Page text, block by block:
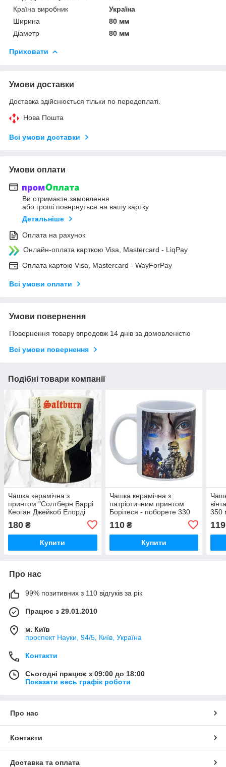
Країна виробник
Україна
Ширина
80 мм
Діаметр
80 мм
Приховати
Умови доставки
Доставка здійснюється тільки по передоплаті.
Нова Пошта
Всі умови доставки
Умови оплати
Ви отримаєте замовлення
або гроші повернуться на вашу картку
Детальніше
Оплата на рахунок
Онлайн-оплата карткою Visa, Mastercard - LiqPay
Оплата картою Visa, Mastercard - WayForPay
Всі умови оплати
Умови повернення
Повернення товару впродовж 14 днів за домовленістю
Всі умови повернення
Подібні товари компанії
Чашка керамічна з
принтом "Солтберн Баррі
Кеоган Джейкоб Елорді
180 ₴
Купити
Чашка керамічна з
патріотичним принтом
Борітеся - поборете 330
110₴
Купити
350
119
Про нас
99% позитивних з 110 відгуків за рік
Працює з 29.01.2010
м. Київ
проспект Науки, 94/5, Київ, Україна
Контакти
Сьогодні працює з 09:00 до 18:00
Показати весь графік роботи
Про нас
Контакти
Доставка та оплата